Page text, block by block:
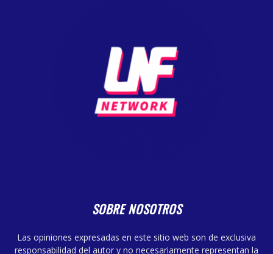
SOBRE NOSOTROS
Las opiniones expresadas en este sitio web son de exclusiva
responsabilidad del autor y no necesariamente representan la